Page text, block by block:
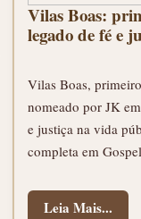
Vilas Boas:
legado de fé e
Vilas Boas,
nomeado por JK
e justiça na vida
completa em
Leia Mais...